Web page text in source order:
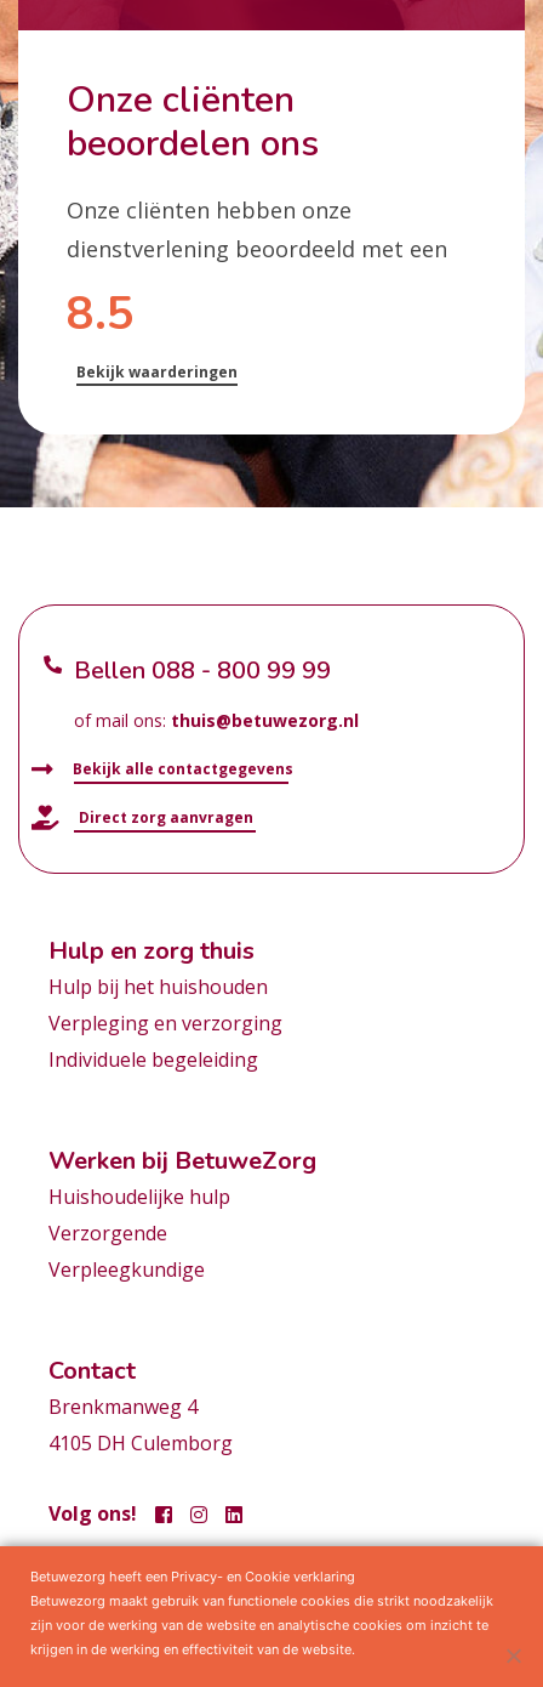
Onze cliënten
beoordelen ons
Onze cliënten hebben onze
dienstverlening beoordeeld met een
8.5
Bekijk waarderingen
Bellen 088 - 800 99 99
of mail ons: thuis@betuwezorg.nl
Bekijk alle contactgegevens
Direct zorg aanvragen
Hulp en zorg thuis
Hulp bij het huishouden
Verpleging en verzorging
Individuele begeleiding
Werken bij BetuweZorg
Huishoudelijke hulp
Verzorgende
Verpleegkundige
Contact
Brenkmanweg 4
4105 DH Culemborg
Volg ons!
Samenwerkingen Privacy statement Algemene voorwaarden
Betuwezorg heeft een Privacy- en Cookie verklaring
Betuwezorg maakt gebruik van functionele cookies die strikt noodzakelijk
zijn voor de werking van de website en analytische cookies om inzicht te
krijgen in de werking en effectiviteit van de website.